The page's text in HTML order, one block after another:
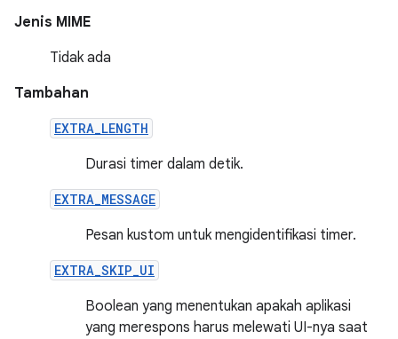
Jenis MIME
Tidak ada
Tambahan
EXTRA_LENGTH
Durasi timer dalam detik.
EXTRA_MESSAGE
Pesan kustom untuk mengidentifikasi timer.
EXTRA_SKIP_UI
Boolean yang menentukan apakah aplikasi
yang merespons harus melewati UI-nya saat